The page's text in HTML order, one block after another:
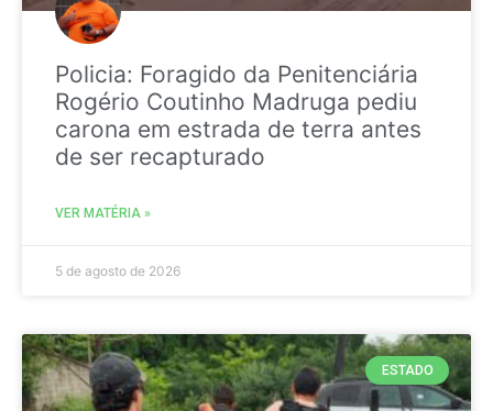
Policia: Foragido da Penitenciária
Rogério Coutinho Madruga pediu
carona em estrada de terra antes
de ser recapturado
VER MATÉRIA »
5 de agosto de 2026
ESTADO